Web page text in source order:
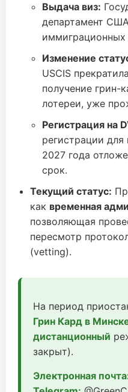
Выдача виз:
департамент
иммиграционных
Изменение
USCIS
получение грин-
лотереи, уже
Регистрация на
регистрации
2027 года
срок.
Текущий статус:
как временная
позволяющая
пересмотр
(vetting).
На период
Грин Кард в
дистанционный
закрыт).
Электронная